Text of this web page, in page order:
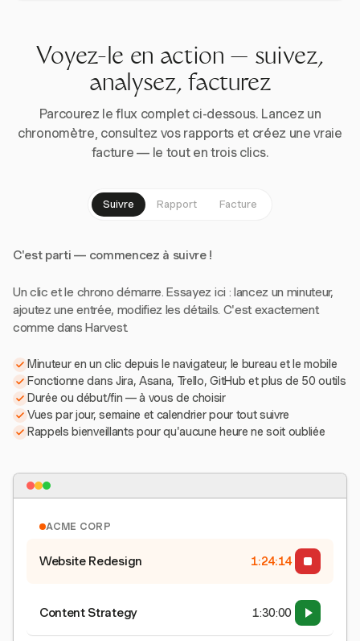
Voyez-le en action — suivez,
analysez, facturez
Parcourez le flux complet ci-dessous. Lancez un
chronomètre, consultez vos rapports et créez une vraie
facture — le tout en trois clics.
Suivre Rapport Facture
C'est parti — commencez à suivre !
Un clic et le chrono démarre. Essayez ici : lancez un minuteur,
ajoutez une entrée, modifiez les détails. C'est exactement
comme dans Harvest.
Minuteur en un clic depuis le navigateur, le bureau et le mobile
Fonctionne dans Jira, Asana, Trello, GitHub et plus de 50 outils
Durée ou début/fin — à vous de choisir
Vues par jour, semaine et calendrier pour tout suivre
Rappels bienveillants pour qu'aucune heure ne soit oubliée
ACME CORP
Website Redesign 1:24:15
Content Strategy 1:30:00